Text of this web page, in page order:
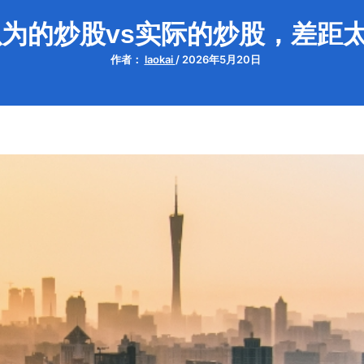
的炒股vs实际的炒股，差距
作者： laokai / 2026年5月20日